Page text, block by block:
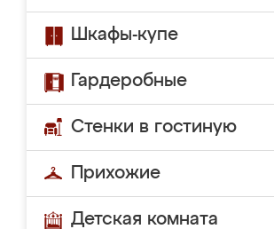
Шкафы-купе
Гардеробные
Стенки в гостиную
Прихожие
Детская комната